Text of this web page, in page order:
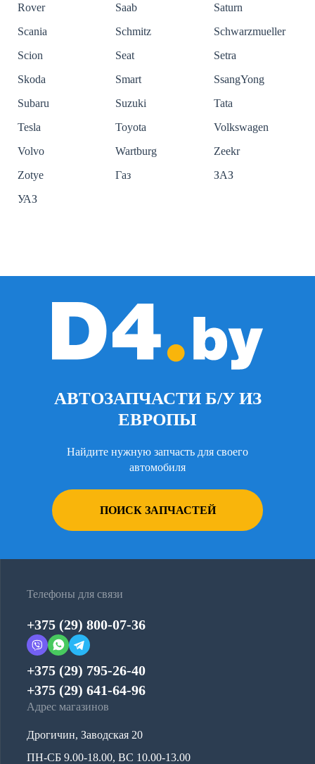
Rover
Saab
Saturn
Scania
Schmitz
Schwarzmueller
Scion
Seat
Setra
Skoda
Smart
SsangYong
Subaru
Suzuki
Tata
Tesla
Toyota
Volkswagen
Volvo
Wartburg
Zeekr
Zotye
Газ
ЗАЗ
УАЗ
АВТОЗАПЧАСТИ Б/У ИЗ
ЕВРОПЫ
Найдите нужную запчасть для своего
автомобиля
ПОИСК ЗАПЧАСТЕЙ
Телефоны для связи
+375 (29) 800-07-36
+375 (29) 795-26-40
+375 (29) 641-64-96
Адрес магазинов
Дрогичин, Заводская 20
ПН-СБ 9.00-18.00, ВС 10.00-13.00